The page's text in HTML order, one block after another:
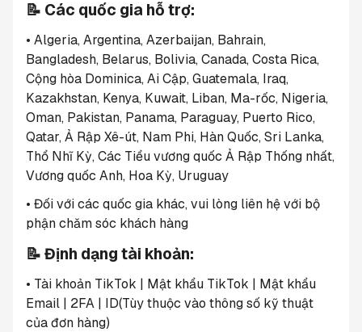
📝 Các quốc gia hỗ trợ:
• Algeria, Argentina, Azerbaijan, Bahrain,
Bangladesh, Belarus, Bolivia, Canada, Costa Rica,
Cộng hòa Dominica, Ai Cập, Guatemala, Iraq,
Kazakhstan, Kenya, Kuwait, Liban, Ma-rốc, Nigeria,
Oman, Pakistan, Panama, Paraguay, Puerto Rico,
Qatar, Ả Rập Xê-út, Nam Phi, Hàn Quốc, Sri Lanka,
Thổ Nhĩ Kỳ, Các Tiểu vương quốc Ả Rập Thống nhất,
Vương quốc Anh, Hoa Kỳ, Uruguay
• Đối với các quốc gia khác, vui lòng liên hệ với bộ
phận chăm sóc khách hàng
📝 Định dạng tài khoản:
• Tài khoản TikTok | Mật khẩu TikTok | Mật khẩu
Email | 2FA | ID(Tùy thuộc vào thông số kỹ thuật
của đơn hàng)